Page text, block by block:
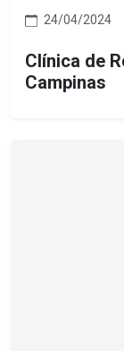
24/04/2024
Clínica de
Campinas